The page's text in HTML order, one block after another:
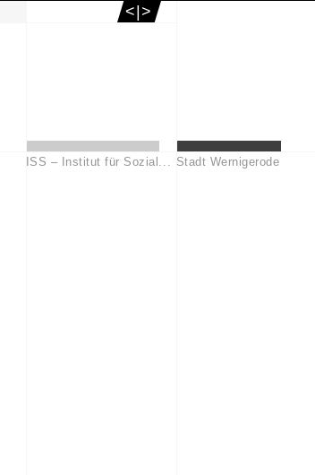
<|>
ISS – Institut für Sozial... Stadt Wernigerode